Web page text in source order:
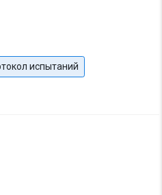
испытаний